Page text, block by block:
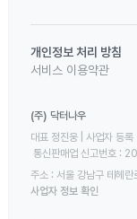
개인정보 처리 방침
서비스 이용약관
(주) 닥터나우
대표 정진웅 | 사업자
통신판매업 신고번호
주소 : 서울 강남구 테헤
사업자 정보 확인